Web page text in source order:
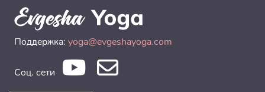
Поддержка: yoga@evgeshayoga.com
Соц. сети